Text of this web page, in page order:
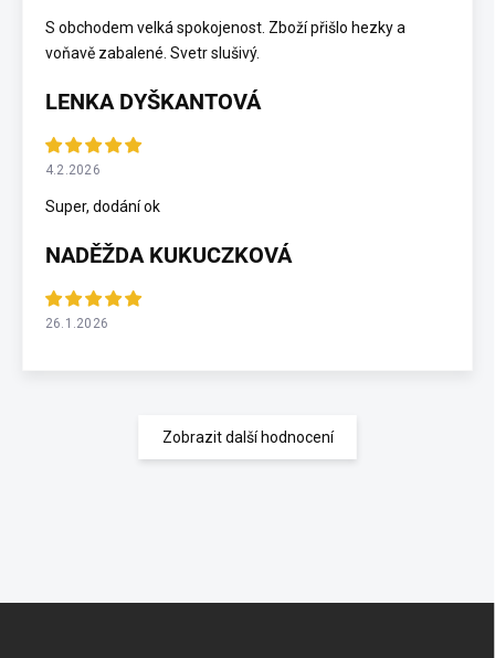
S obchodem velká spokojenost. Zboží přišlo hezky a
voňavě zabalené. Svetr slušivý.
LENKA DYŠKANTOVÁ
4.2.2026
Super, dodání ok
NADĚŽDA KUKUCZKOVÁ
26.1.2026
Zobrazit další hodnocení